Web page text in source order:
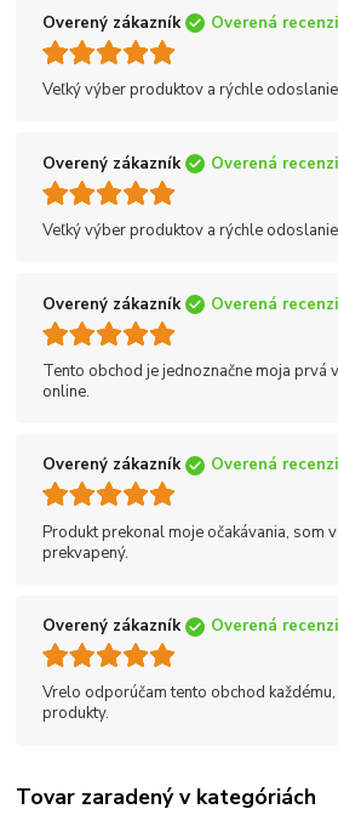
Overený zákazník Overená
Veľký výber produktov a rýchle
Overený zákazník Overená
Veľký výber produktov a rýchle
Overený zákazník Overená
Tento obchod je jednoznačne moja prvá
online.
Overený zákazník Overená
Produkt prekonal moje očakávania, som
prekvapený.
Overený zákazník Overená
Vrelo odporúčam tento obchod
produkty.
Tovar zaradený v kategóriách